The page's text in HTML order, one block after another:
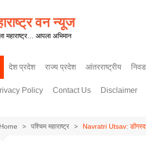
वन न्यूज
महाराष्ट्र… आपला अभिमान
देश प्रदेश राज्य प्रदेश
पश्चिम महाराष्ट्र
आंतरराष्ट्रीय
Policy Contact Us Disclaimer
Home पश्चिम महाराष्ट्र Navratri Utsav: